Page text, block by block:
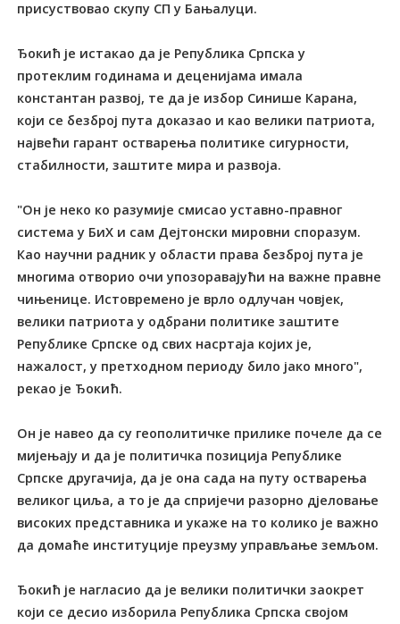
присуствовао скупу СП у Бањалуци.
Ђокић је истакао да је Република Српска у
протеклим годинама и деценијама имала
константан развој, те да је избор Синише Карана,
који се безброј пута доказао и као велики патриота,
највећи гарант остварења политике сигурности,
стабилности, заштите мира и развоја.
"Он је неко ко разумије смисао уставно-правног
система у БиХ и сам Дејтонски мировни споразум.
Као научни радник у области права безброј пута је
многима отворио очи упозоравајући на важне правне
чињенице. Истовремено је врло одлучан човјек,
велики патриота у одбрани политике заштите
Републике Српске од свих насртаја којих је,
нажалост, у претходном периоду било јако много",
рекао је Ђокић.
Он је навео да су геополитичке прилике почеле да се
мијењају и да је политичка позиција Републике
Српске другачија, да је она сада на путу остварења
великог циља, а то је да спријечи разорно дјеловање
високих представника и укаже на то колико је важно
да домаће институције преузму управљање земљом.
Ђокић је нагласио да је велики политички заокрет
који се десио изборила Република Српска својом